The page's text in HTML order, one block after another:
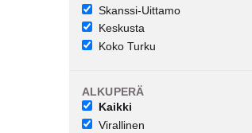
Skanssi-Uittamo
Keskusta
Koko Turku
ALKUPERÄ
Kaikki
Virallinen